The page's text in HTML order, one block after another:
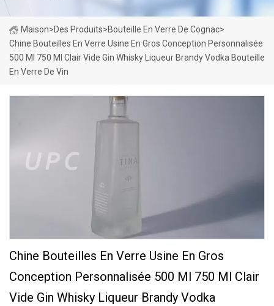
Maison>Des Produits>Bouteille En Verre De Cognac>
Chine Bouteilles En Verre Usine En Gros Conception Personnalisée
500 Ml 750 Ml Clair Vide Gin Whisky Liqueur Brandy Vodka Bouteille
En Verre De Vin
Chine Bouteilles En Verre Usine En Gros
Conception Personnalisée 500 Ml 750 Ml Clair
Vide Gin Whisky Liqueur Brandy Vodka